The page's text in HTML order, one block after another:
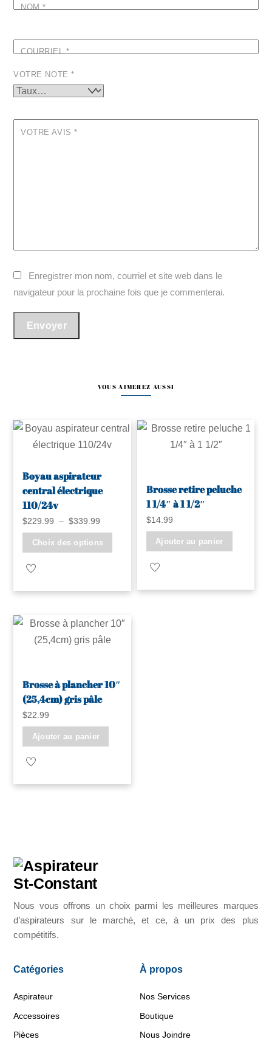
NOM*
COURRIEL*
VOTRE NOTE*
VOTRE AVIS*
Enregistrer mon nom, courriel et site web dans le
navigateur pour la prochaine fois que je commenterai.
VOUS AIMEREZ AUSSI
Boyau aspirateur
central électrique
110/24v
$229.99 – $339.99
prix :
Choix des options
plusieurs
Les
Brosse retire peluche
1 1/4″ à 1 1/2″
$14.99
Ajouter au panier
Brosse à plancher 10″
(25,4cm) gris pâle
$22.99
Ajouter au panier
Nous vous offrons un choix parmi les meilleures marques
d’aspirateurs sur le marché, et ce, à un prix des plus
compétitifs.
Catégories
Aspirateur
Accessoires
Pièces
À propos
Nos Services
Boutique
Nous Joindre